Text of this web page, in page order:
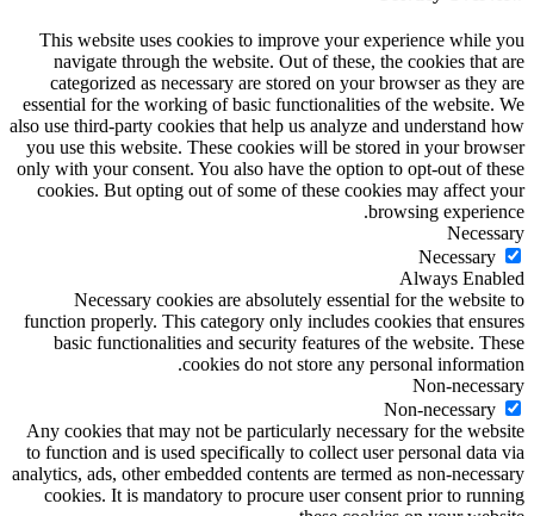
This website uses cookies to improve your experience while you
navigate through the website. Out of these, the cookies that are
categorized as necessary are stored on your browser as they are
essential for the working of basic functionalities of the website. We
also use third-party cookies that help us analyze and understand how
you use this website. These cookies will be stored in your browser
only with your consent. You also have the option to opt-out of these
cookies. But opting out of some of these cookies may affect your
browsing experience.
Necessary
Necessary
Always Enabled
Necessary cookies are absolutely essential for the website to
function properly. This category only includes cookies that ensures
basic functionalities and security features of the website. These
cookies do not store any personal information.
Non-necessary
Non-necessary
Any cookies that may not be particularly necessary for the website
to function and is used specifically to collect user personal data via
analytics, ads, other embedded contents are termed as non-necessary
cookies. It is mandatory to procure user consent prior to running